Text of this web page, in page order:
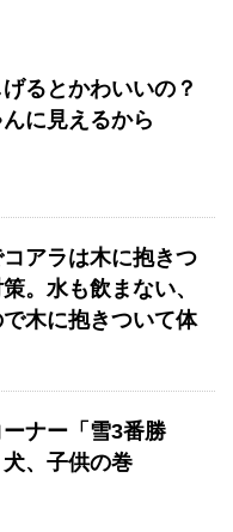
るとかわいいの？
に見えるから
コアラは木に抱きつ
。水も飲まない、
木に抱きついて体
ナー「雪3番勝
、子供の巻